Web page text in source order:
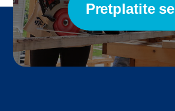
Pretplatite se